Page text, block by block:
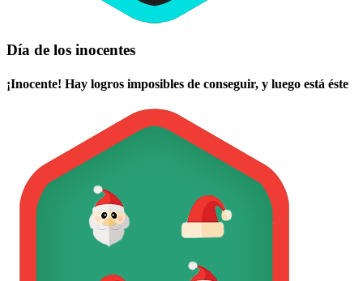
Día de los inocentes
¡Inocente! Hay logros imposibles de conseguir, y luego está éste